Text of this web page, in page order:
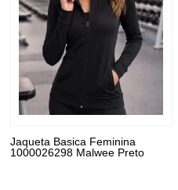
Jaqueta Basica Feminina
1000026298 Malwee Preto